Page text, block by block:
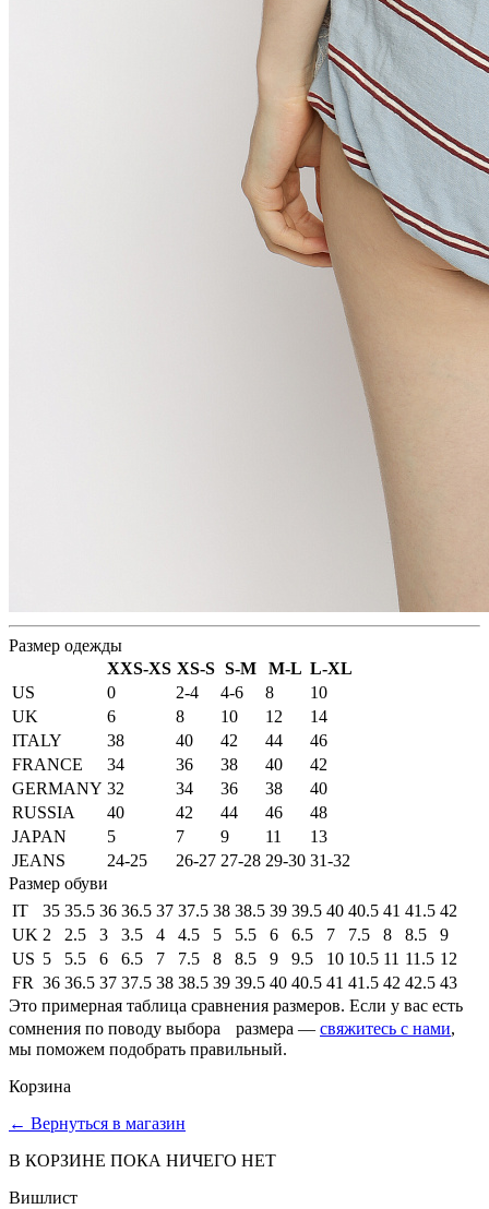
Размер одежды
XXS-XS XS-S S-M M-L L-XL
US
0 2-4 4-6 8
10
UK
6 8 10 12
14
ITALY
38 40 42 44
46
FRANCE
34 36 38 40
42
GERMANY 32 34 36 38
40
RUSSIA
40 42 44 46
48
JAPAN
5 7 9 11
13
JEANS
24-25 26-27 27-28 29-30 31-32
Размер обуви
IT
35 35.5 36 36.5 37 37.5 38 38.5 39 39.5 40 40.5 41 41.5 42
UK 2 2.5 3 3.5 4 4.5 5 5.5 6 6.5 7 7.5 8 8.5
9
US 5 5.5 6 6.5 7 7.5 8 8.5 9 9.5 10 10.5 11 11.5 12
FR 36 36.5 37 37.5 38 38.5 39 39.5 40 40.5 41 41.5 42 42.5 43
Это примерная таблица сравнения размеров. Если у вас есть
сомнения по поводу выбора размера — свяжитесь с нами,
мы поможем подобрать правильный.
Корзина
← Вернуться в магазин
В КОРЗИНЕ ПОКА НИЧЕГО НЕТ
Вишлист